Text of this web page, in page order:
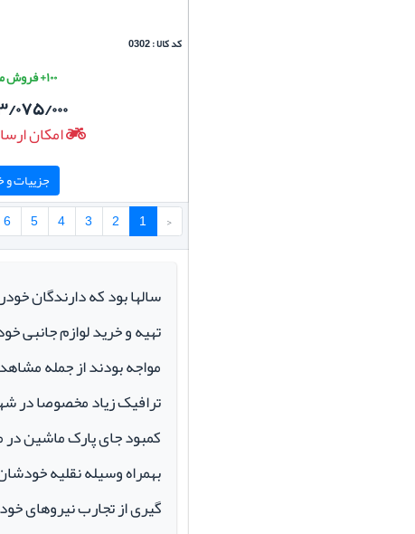
کد کالا : 0302
۱۰۰+ فروش موفق
۳/۰۷۵/
امکان
جزییات و
‹
1
2
3
4
5
6
سالها بود که دارندگان
تهیه و خرید لوازم جانبی
مواجه بودند از جمله
ترافیک زیاد مخصوصا در
کمبود جای پارک ماشین در
بهمراه وسیله نقلیه
گیری از تجارب نیروهای